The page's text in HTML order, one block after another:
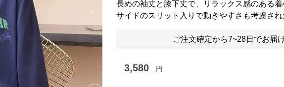
長めの袖丈と膝下丈で、リラックス感のある着
サイドのスリット入りで動きやすさも考慮され
ご注文確定から7~28日でお届
3,580 円